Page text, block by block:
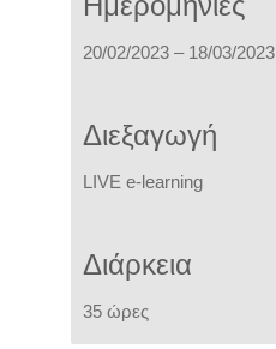
20/02/2023 – 18/03/2023
Διεξαγωγή
L IVE e-learning
Διάρκεια
35 ώρες